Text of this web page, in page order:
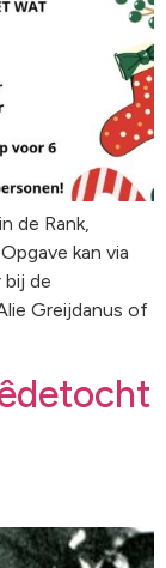
de Rank,
kan via
de
Greijdanus of